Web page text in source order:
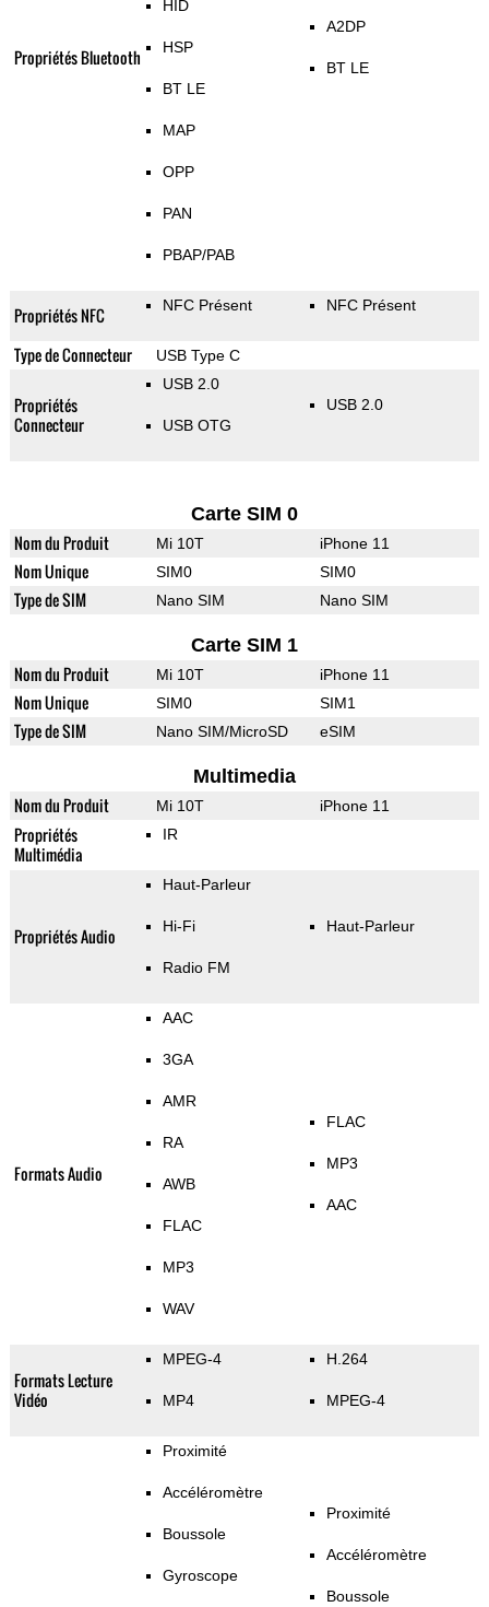
Propriétés Bluetooth
HID
HSP
BT LE
MAP
OPP
PAN
PBAP/PAB
A2DP
BT LE
Propriétés NFC NFC Présent NFC Présent
Type de Connecteur USB Type C
Propriétés
Connecteur
USB 2.0
USB OTG
USB 2.0
Carte SIM 0
Nom du Produit Mi 10T iPhone 11
Nom Unique SIM0 SIM0
Type de SIM Nano SIM Nano SIM
Carte SIM 1
Nom du Produit Mi 10T iPhone 11
Nom Unique SIM0 SIM1
Type de SIM Nano SIM/MicroSD eSIM
Multimedia
Nom du Produit Mi 10T iPhone 11
Propriétés
Multimédia
IR
Propriétés Audio
Haut-Parleur
Hi-Fi
Radio FM
Haut-Parleur
Formats Audio
AAC
3GA
AMR
RA
AWB
FLAC
MP3
WAV
FLAC
MP3
AAC
Formats Lecture
Vidéo
MPEG-4
MP4
H.264
MPEG-4
Proximité
Accéléromètre
Boussole
Gyroscope
Proximité
Accéléromètre
Boussole